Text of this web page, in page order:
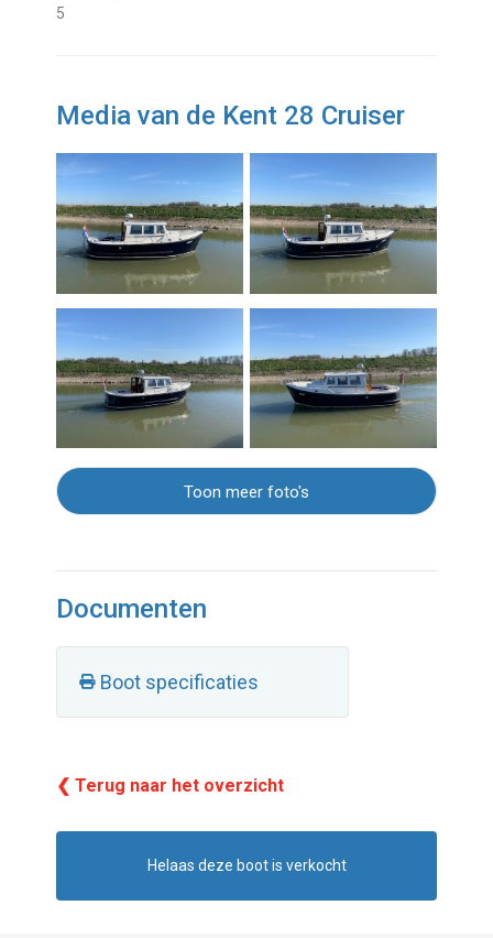
5
Media van de Kent 28 Cruiser
Toon meer foto's
Documenten
Boot specificaties
❮ Terug naar het overzicht
Helaas deze boot is verkocht